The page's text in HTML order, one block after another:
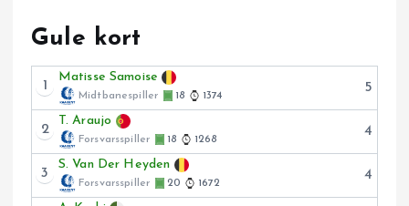
Gule kort
1
Matisse Samoise
Midtbanespiller 18 1374
5
2
T. Araujo
Forsvarsspiller 18 1268
4
3
S. Van Der Heyden
Forsvarsspiller 20 1672
4